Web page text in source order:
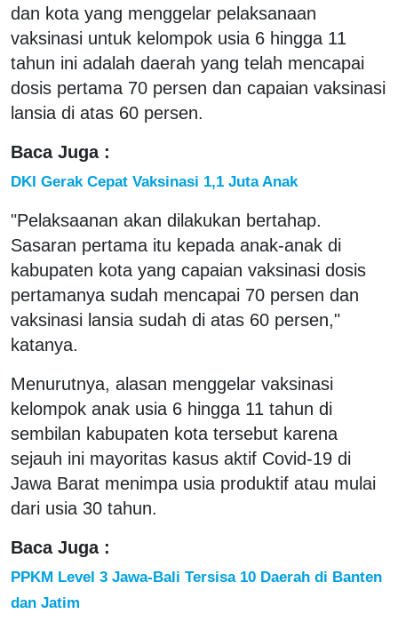
dan kota yang menggelar pelaksanaan
vaksinasi untuk kelompok usia 6 hingga 11
tahun ini adalah daerah yang telah mencapai
dosis pertama 70 persen dan capaian vaksinasi
lansia di atas 60 persen.
Baca Juga :
DKI Gerak Cepat Vaksinasi 1,1 Juta Anak
"Pelaksaanan akan dilakukan bertahap.
Sasaran pertama itu kepada anak-anak di
kabupaten kota yang capaian vaksinasi dosis
pertamanya sudah mencapai 70 persen dan
vaksinasi lansia sudah di atas 60 persen,"
katanya.
Menurutnya, alasan menggelar vaksinasi
kelompok anak usia 6 hingga 11 tahun di
sembilan kabupaten kota tersebut karena
sejauh ini mayoritas kasus aktif Covid-19 di
Jawa Barat menimpa usia produktif atau mulai
dari usia 30 tahun.
Baca Juga :
PPKM Level 3 Jawa-Bali Tersisa 10 Daerah di Banten
dan Jatim